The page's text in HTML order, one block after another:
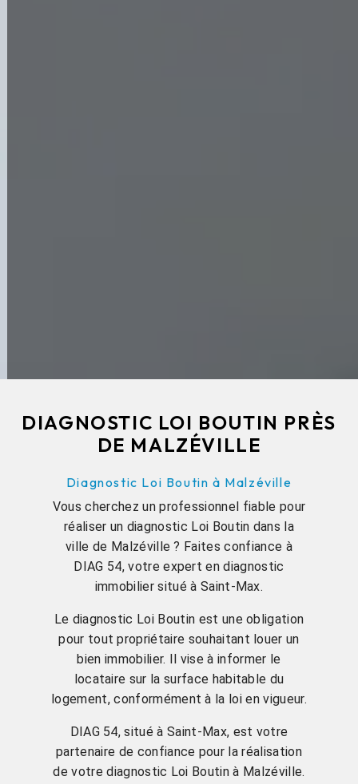
DIAGNOSTIC LOI BOUTIN PRÈS
DE MALZÉVILLE
Diagnostic Loi Boutin à Malzéville
Vous cherchez un professionnel fiable pour
réaliser un diagnostic Loi Boutin dans la
ville de Malzéville ? Faites confiance à
DIAG 54, votre expert en diagnostic
immobilier situé à Saint-Max.
Le diagnostic Loi Boutin est une obligation
pour tout propriétaire souhaitant louer un
bien immobilier. Il vise à informer le
locataire sur la surface habitable du
logement, conformément à la loi en vigueur.
DIAG 54, situé à Saint-Max, est votre
partenaire de confiance pour la réalisation
de votre diagnostic Loi Boutin à Malzéville.